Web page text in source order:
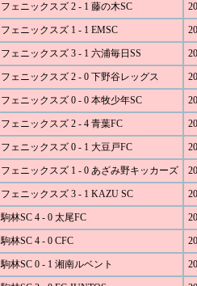
フェニックスズ 2 - 1 藤の木SC
フェニックスズ 1 - 1 EMSC
フェニックスズ 3 - 1 六浦毎日SS
フェニックスズ 2 - 0 下野谷レッグス
フェニックスズ 0 - 0 本牧少年SC
フェニックスズ 2 - 4 青葉FC
フェニックスズ 0 - 1 大豆戸FC
フェニックスズ 1 - 0 あざみ野キッカーズ
フェニックスズ 3 - 1 KAZU SC
駒林SC 4 - 0 太尾FC
駒林SC 4 - 0 CFC
駒林SC 0 - 1 湘南ルベント